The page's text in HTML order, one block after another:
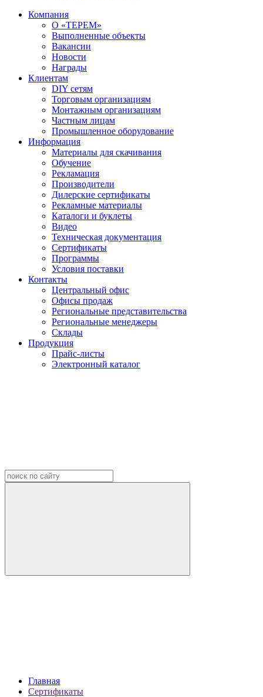
Компания
О «ТЕРЕМ»
Выполненные объекты
Вакансии
Новости
Награды
Клиентам
DIY сетям
Торговым организациям
Монтажным организациям
Частным лицам
Промышленное оборудование
Информация
Материалы для скачивания
Обучение
Рекламация
Производители
Дилерские сертификаты
Рекламные материалы
Каталоги и буклеты
Видео
Техническая документация
Сертификаты
Программы
Условия поставки
Контакты
Центральный офис
Офисы продаж
Региональные представительства
Региональные менеджеры
Склады
Продукция
Прайс-листы
Электронный каталог
Главная
Сертификаты